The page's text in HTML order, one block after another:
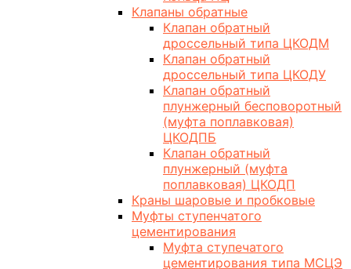
Клапаны обратные
Клапан обратный
дроссельный типа ЦКОДМ
Клапан обратный
дроссельный типа ЦКОДУ
Клапан обратный
плунжерный бесповоротный
(муфта поплавковая)
ЦКОДПБ
Клапан обратный
плунжерный (муфта
поплавковая) ЦКОДП
Краны шаровые и пробковые
Муфты ступенчатого
цементирования
Муфта ступечатого
цементирования типа МСЦЭ